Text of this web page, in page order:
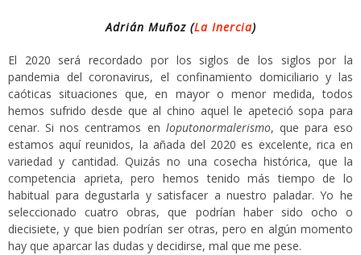
Adrián Muñoz (La Inercia)
El 2020 será recordado por los siglos de los siglos por la
pandemia del coronavirus, el confinamiento domiciliario y las
caóticas situaciones que, en mayor o menor medida, todos
hemos sufrido desde que al chino aquel le apeteció sopa para
cenar. Si nos centramos en loputonormalerismo, que para eso
estamos aquí reunidos, la añada del 2020 es excelente, rica en
variedad y cantidad. Quizás no una cosecha histórica, que la
competencia aprieta, pero hemos tenido más tiempo de lo
habitual para degustarla y satisfacer a nuestro paladar. Yo he
seleccionado cuatro obras, que podrían haber sido ocho o
diecisiete, y que bien podrían ser otras, pero en algún momento
hay que aparcar las dudas y decidirse, mal que me pese.